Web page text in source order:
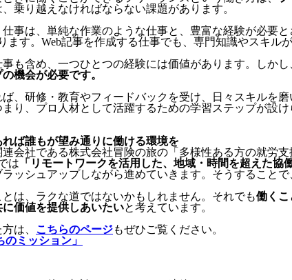
乗り越えなければならない課題があります。
事は、単純な作業のような仕事と、豊富な経験が必要
ます。Web記事を作成する仕事でも、専門知識やスキル
も含め、一つひとつの経験には価値があります。しかし
機会が必要です。
、研修・教育やフィードバックを受け、日々スキルを
り、プロ人材として活躍するための学習ステップが設け
ば誰もが望み通りに働ける環境を
連会社である株式会社冒険の旅の「多様性ある方の就労
は 「リモートワークを活用した、地域・時間を超えた協
ッシュアップしながら進めていきます。そうすることで
は、ラクな道ではないかもしれません。それでも働くこ
価値を提供しあいたいと考えています。
は、 こちらのページもぜひご覧ください。
のミッション」